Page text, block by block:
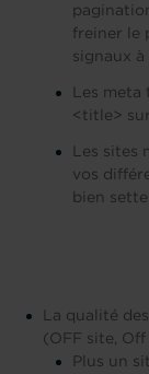
freiner le
signaux à
Les
<title>
Les
vos
bien
La qualité
(OFF site,
Plus un